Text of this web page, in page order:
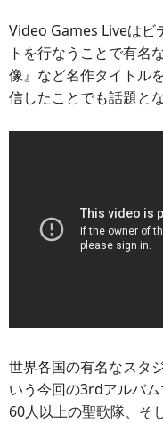
Video Games Liveはビ
トを行なうことで有名
像』など名作タイトル
信したことでも話題と
世界各国の有名なスタ
いう今回の3rdアルバム
60人以上の聖歌隊、そ